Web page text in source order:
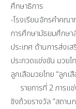
ศึกษาธิการ
-โรงเรียนจักรคำคณ
การศึกษามัธยมศึกษา
ประเทศ ด้านการส่งเ
ประกวดแข่งขัน มวย
ลูกเสือมวยไทย “ลูกเ
รายการที่ 2 การแ
ชิงถ้วยรางวัล “สถา